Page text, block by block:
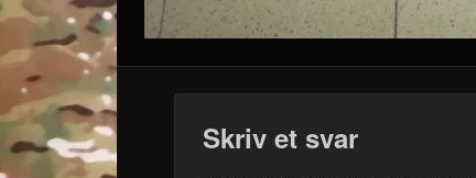
Skriv et svar